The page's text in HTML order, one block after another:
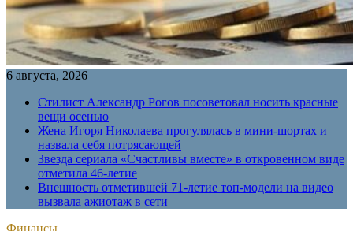
6 августа, 2026
Стилист Александр Рогов посоветовал носить красные
вещи осенью
Жена Игоря Николаева прогулялась в мини-шортах и
назвала себя потрясающей
Звезда сериала «Счастливы вместе» в откровенном виде
отметила 46-летие
Внешность отметившей 71-летие топ-модели на видео
вызвала ажиотаж в сети
Финансы